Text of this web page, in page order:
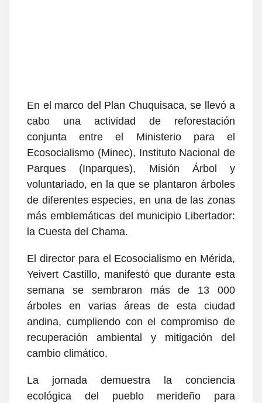
En el marco del Plan Chuquisaca, se llevó a
cabo una actividad de reforestación
conjunta entre el Ministerio para el
Ecosocialismo (Minec), Instituto Nacional de
Parques (Inparques), Misión Árbol y
voluntariado, en la que se plantaron árboles
de diferentes especies, en una de las zonas
más emblemáticas del municipio Libertador:
la Cuesta del Chama.
El director para el Ecosocialismo en Mérida,
Yeivert Castillo, manifestó que durante esta
semana se sembraron más de 13 000
árboles en varias áreas de esta ciudad
andina, cumpliendo con el compromiso de
recuperación ambiental y mitigación del
cambio climático.
La jornada demuestra la conciencia
ecológica del pueblo merideño para